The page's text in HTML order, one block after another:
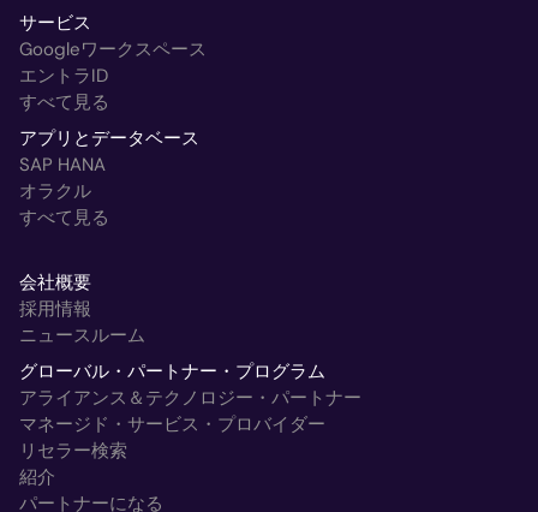
サービス
Googleワークスペース
エントラID
すべて見る
アプリとデータベース
SAP HANA
オラクル
すべて見る
会社概要
採用情報
ニュースルーム
グローバル・パートナー・プログラム
アライアンス＆テクノロジー・パートナー
マネージド・サービス・プロバイダー
リセラー検索
紹介
パートナーになる